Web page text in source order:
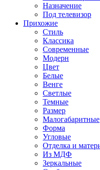
Назначение
Под телевизор
Прихожие
Стиль
Классика
Современные
Модерн
Цвет
Белые
Венге
Светлые
Темные
Размер
Малогабаритные
Форма
Угловые
Отделка и
Из МДФ
Зеркальные